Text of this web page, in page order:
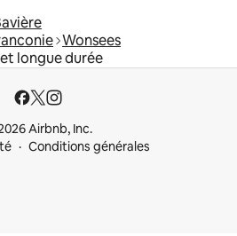
Wonsees
longue durée
Airbnb, Inc.
Conditions générales